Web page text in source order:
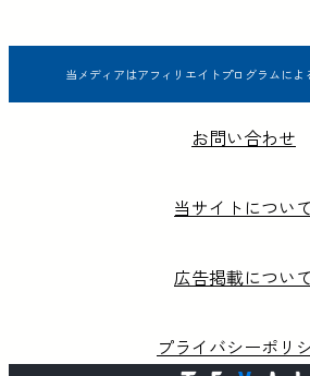
当メディアはアフィリエイトプログラムによ
お問い合わせ
当サイトについて
広告掲載について
プライバシーポリ